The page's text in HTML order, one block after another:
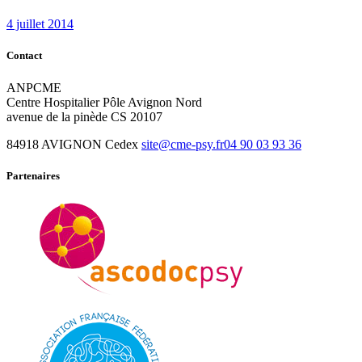
4 juillet 2014
Contact
ANPCME
Centre Hospitalier Pôle Avignon Nord
avenue de la pinède CS 20107
84918 AVIGNON Cedex site@cme-psy.fr04 90 03 93 36
Partenaires